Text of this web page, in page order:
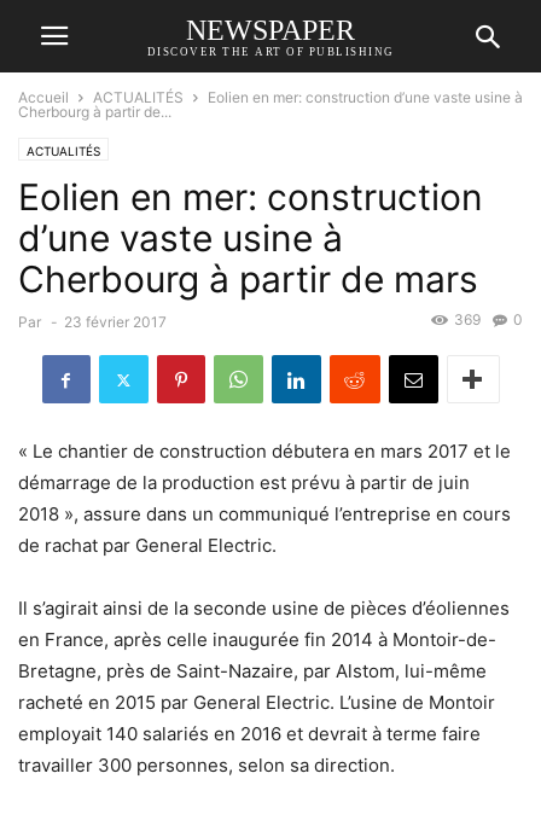
NEWSPAPER
DISCOVER THE ART OF PUBLISHING
Accueil ACTUALITÉS
Eolien en mer: construction d’une vaste usine à
Cherbourg à partir de...
ACTUALITÉS
Eolien en mer: construction
d’une vaste usine à
Cherbourg à partir de mars
Par - 23 février 2017 0
369
« Le chantier de construction débutera en mars 2017 et le
démarrage de la production est prévu à partir de juin
2018 », assure dans un communiqué l’entreprise en cours
de rachat par General Electric.
Il s’agirait ainsi de la seconde usine de pièces d’éoliennes
en France, après celle inaugurée fin 2014 à Montoir-de-
Bretagne, près de Saint-Nazaire, par Alstom, lui-même
racheté en 2015 par General Electric. L’usine de Montoir
employait 140 salariés en 2016 et devrait à terme faire
travailler 300 personnes, selon sa direction.